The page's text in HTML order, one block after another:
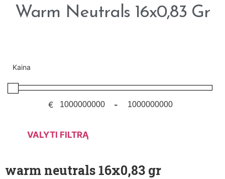
Warm Neutrals 16x0,83 Gr
Kaina
€ -
VALYTI FILTRĄ
warm neutrals 16x0,83 gr